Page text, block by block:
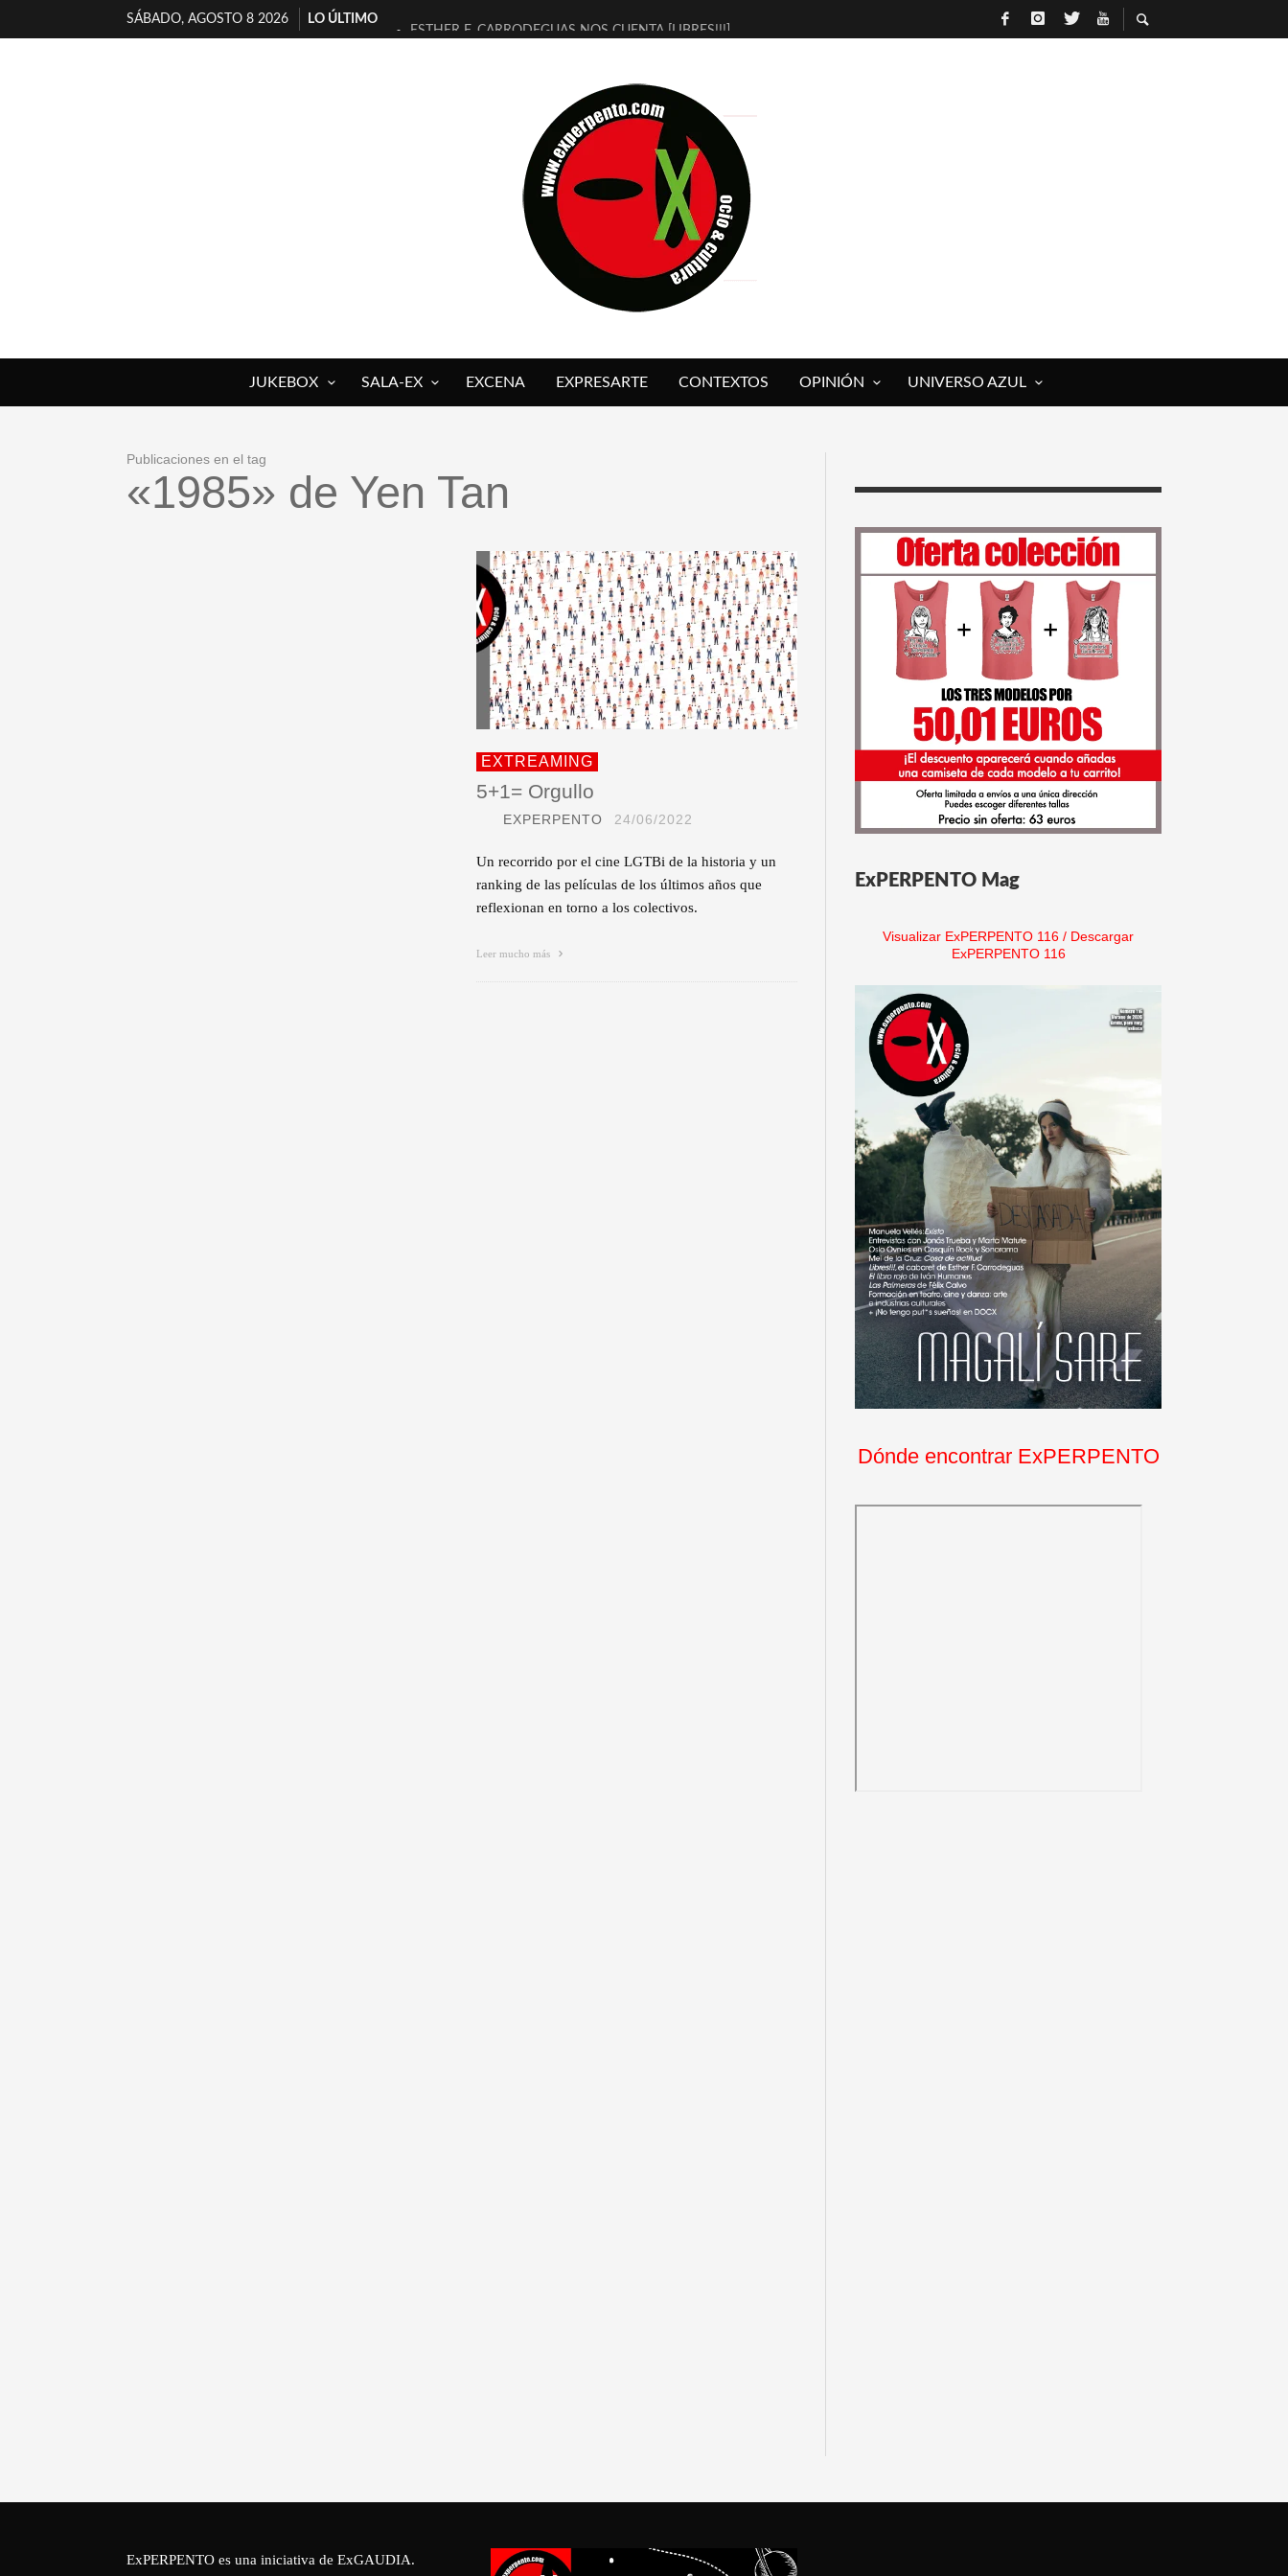
SÁBADO, AGOSTO 8 2026
LO ÚLTIMO
ESTHER F. CARRODEGUAS NOS CUENTA [LIBRES!!!]
[ELECTRA JONDA] DE JUAN GUERRERO ZAMORA
TIMBRE 4, LA ESCUELA DEL DIRECTOR TEATRAL CLAUDIO TOLCACHIR
30 AÑOS (NO ES NADA) DE LA KATARSIS DEL TOMATAZO
MILITARES JUDÍAS EN #EXVITA
D’BALDOMEROS REINVENTAN [BITÁCORA 3.0] EN EXVITA
MARSHALL FLASH PRESENTA EN EXVITA [RELATIVA SENCILLEZ]
JOFRE BARDAGÍ EN EXVITA INTERPRETANDO A SERRAT
JUKEBOX SALA-EX EXCENA EXPRESARTE CONTEXTOS OPINIÓN UNIVERSO AZUL
Publicaciones en el tag
«1985» de Yen Tan
EXTREAMING
5+1= Orgullo
EXPERPENTO 24/06/2022
Un recorrido por el cine LGTBi de la historia y un
ranking de las películas de los últimos años que
reflexionan en torno a los colectivos.
Leer mucho más
ExPERPENTO Mag
Visualizar ExPERPENTO 116 / Descargar
ExPERPENTO 116
Dónde encontrar ExPERPENTO
ExPERPENTO es una iniciativa de ExGAUDIA.